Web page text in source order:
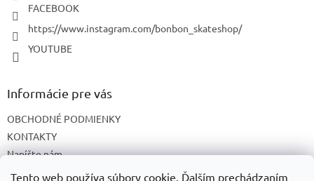
Tento web používa súbory cookie. Ďalším prechádzaním
FACEBOOK
https://www.instagram.com/bonbon_skateshop/
YOUTUBE
Informácie pre vás
OBCHODNÉ PODMIENKY
KONTAKTY
Napíšte nám